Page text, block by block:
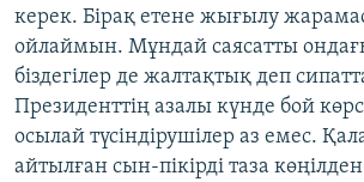
керек. Бірақ етене жығылу
ойлаймын. Мұндай саясатты
біздегілер де жалтақтық деп
Президенттің азалы күнде бой
осылай түсіндірушілер аз емес.
айтылған сын-пікірді таза көңілден